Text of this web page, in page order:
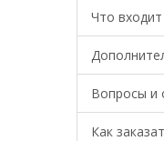
Что
Вопросы и
Как